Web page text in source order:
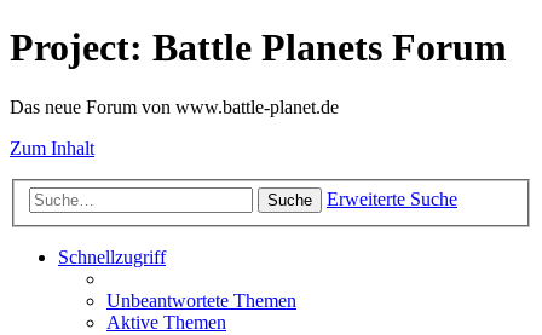
Project: Battle Planets Forum
Das neue Forum von www.battle-planet.de
Zum Inhalt
Suche Erweiterte Suche
Schnellzugriff
Unbeantwortete Themen
Aktive Themen